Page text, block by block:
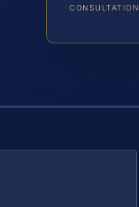
CONSULTATION